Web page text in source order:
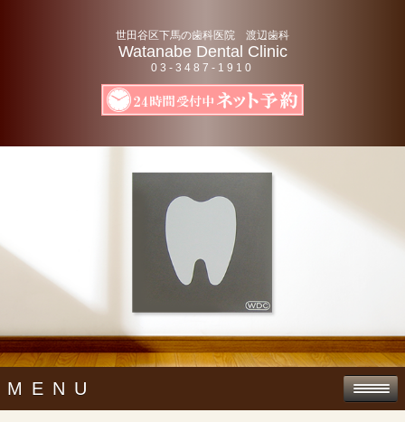
世田谷区下馬の歯科医院 渡辺歯科
Watanabe Dental Clinic
03-3487-1910
MENU